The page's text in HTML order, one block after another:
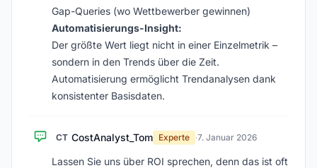
Gap-Queries (wo Wettbewerber gewinnen)
Automatisierungs-Insight:
Der größte Wert liegt nicht in einer Einzelmetrik –
sondern in den Trends über die Zeit.
Automatisierung ermöglicht Trendanalysen dank
konsistenter Basisdaten.
CT CostAnalyst_Tom Experte ·7. Januar 2026
Lassen Sie uns über ROI sprechen, denn das ist oft